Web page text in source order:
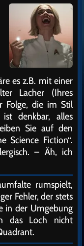
es z.B. mit einer
Lacher (Ihres
Folge, die im Stil
denkbar, alles
Sie auf den
Science Fiction“.
– Äh, ich
rumspielt,
Fehler, der stets
in der Umgebung
das Loch nicht